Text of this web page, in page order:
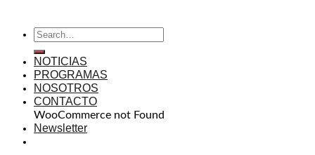
NOTICIAS
PROGRAMAS
NOSOTROS
CONTACTO
WooCommerce not Found
Newsletter